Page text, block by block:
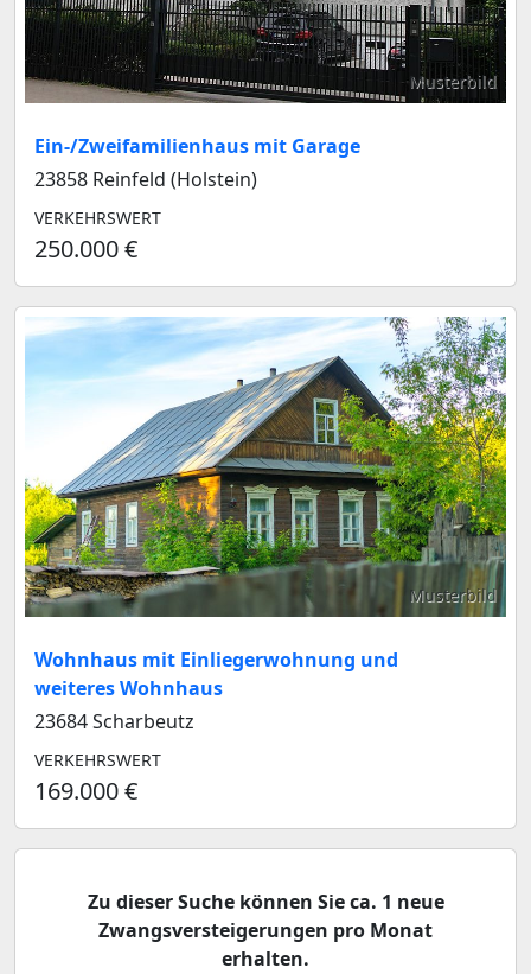
Musterbild
Ein-/Zweifamilienhaus mit Garage
23858 Reinfeld (Holstein)
VERKEHRSWERT
250.000 €
Musterbild
Wohnhaus mit Einliegerwohnung und
weiteres Wohnhaus
23684 Scharbeutz
VERKEHRSWERT
169.000 €
Zu dieser Suche können Sie ca. 1 neue
Zwangsversteigerungen pro Monat
erhalten.